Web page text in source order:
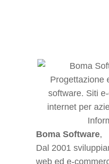
Boma Software,
Dal 2001
web ed e-